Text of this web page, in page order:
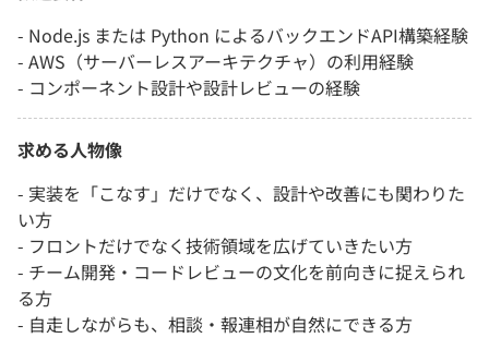
- Node.js または Python によるバックエンドAPI構築経験
- AWS（サーバーレスアーキテクチャ）の利用経験
- コンポーネント設計や設計レビューの経験
求める人物像
- 実装を「こなす」だけでなく、設計や改善にも関わりた
い方
- フロントだけでなく技術領域を広げていきたい方
- チーム開発・コードレビューの文化を前向きに捉えられ
る方
- 自走しながらも、相談・報連相が自然にできる方